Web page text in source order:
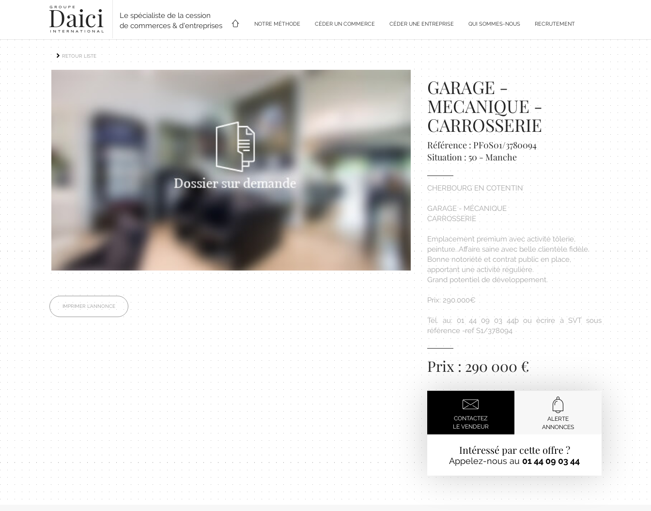
Le spécialiste de la cession
de commerces & d'entreprises
NOTRE MÉTHODE CÉDER UN COMMERCE CÉDER UNE ENTREPRISE QUI SOMMES-NOUS RECRUTEMENT
RETOUR LISTE
IMPRIMER L'ANNONCE
GARAGE -
MECANIQUE -
CARROSSERIE
Référence : PF0S01/3780094
Situation : 50 - Manche
CHERBOURG EN COTENTIN
GARAGE - MÉCANIQUE
CARROSSERIE
Emplacement premium avec activité tôlerie,
peinture. Affaire saine avec belle clientèle fidèle.
Bonne notoriété et contrat public en place,
apportant une activité régulière.
Grand potentiel de développement.
Prix: 290.000€
Tél. au: 01 44 09 03 44þ ou écrire à SVT sous
référence -ref S1/378094
Prix : 290 000 €
CONTACTEZ
LE VENDEUR
ALERTE
ANNONCES
Intéressé par cette offre ?
Appelez-nous au 01 44 09 03 44